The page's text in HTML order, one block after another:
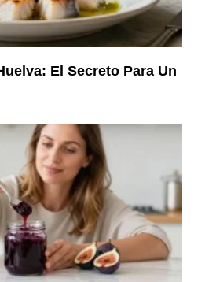
El Secreto Para Un